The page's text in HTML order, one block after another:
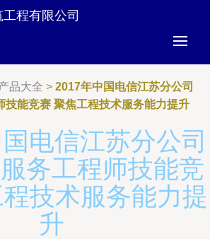
程有限公司
品大全 > 2017年中国电信江苏分公司
技能竞赛 聚焦工程技术服务能力提升
电信江苏分公司
务工程师技能竞
技术服务能力提
升